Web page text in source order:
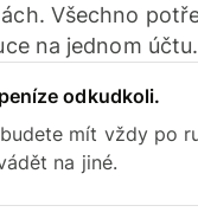
Všechno
na jednom účtu.
odkudkoli.
mít vždy po
na jiné.